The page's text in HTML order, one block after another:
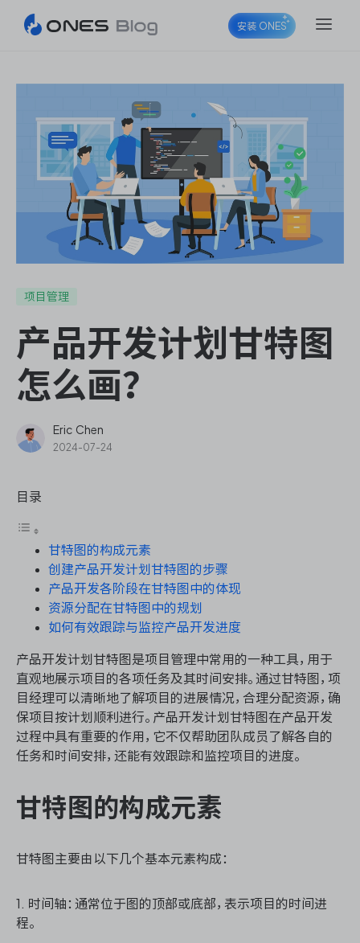
ONES Project
ONES Wiki
ONES Desk
ONES Assistant
瀑布项目管理
测试管理
研发效能管理
DevOps
资源和工时管理
IPD 研发管理
ASPICE 研发管理
安装 ONES
项目管理
产品开发计划甘特图
怎么画？
Eric Chen
2024-07-24
目录
甘特图的构成元素
创建产品开发计划甘特图的步骤
产品开发各阶段在甘特图中的体现
资源分配在甘特图中的规划
如何有效跟踪与监控产品开发进度
产品开发计划甘特图是项目管理中常用的一种工具，用于
直观地展示项目的各项任务及其时间安排。通过甘特图，项
目经理可以清晰地了解项目的进展情况，合理分配资源，确
保项目按计划顺利进行。产品开发计划甘特图在产品开发
过程中具有重要的作用，它不仅帮助团队成员了解各自的
任务和时间安排，还能有效跟踪和监控项目的进度。
甘特图的构成元素
甘特图主要由以下几个基本元素构成：
1. 时间轴：通常位于图的顶部或底部，表示项目的时间进
程。